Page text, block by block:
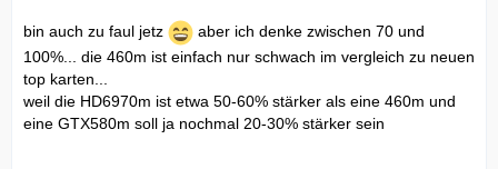
bin auch zu faul jetz
aber ich denke zwischen 70 und
100%... die 460m ist einfach nur schwach im vergleich zu neuen
top karten...
weil die HD6970m ist etwa 50-60% stärker als eine 460m und
eine GTX580m soll ja nochmal 20-30% stärker sein